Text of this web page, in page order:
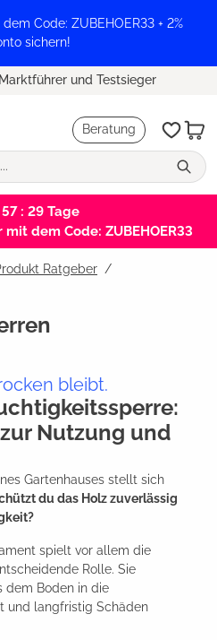
Code: ZUBEHOER33 + 2%
sichern!
Marktführer und Testsieger
Beratung
: 29 Tage
dem Code: ZUBEHOER33
Ratgeber /
bleibt.
Nutzung und
Gartenhauses stellt sich
du das Holz zuverlässig
spielt vor allem die
Rolle. Sie
dem Boden in die
und langfristig Schäden